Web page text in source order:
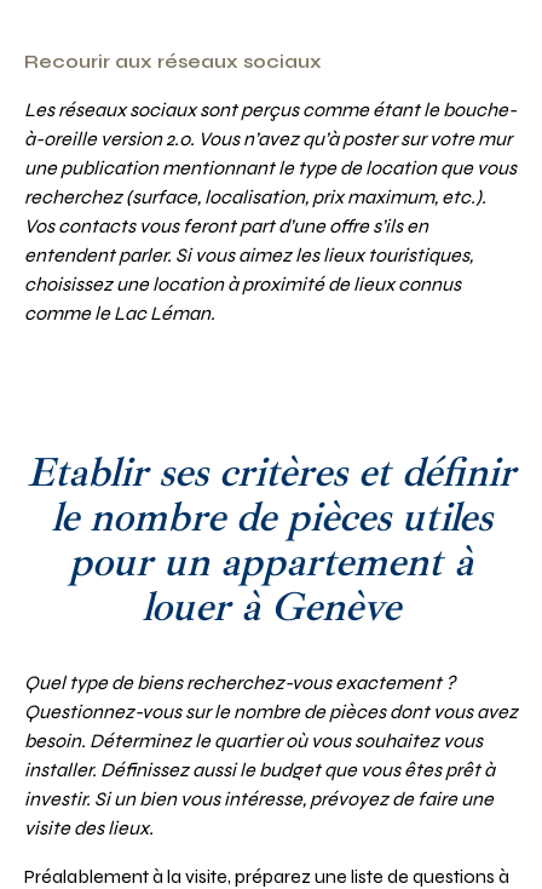
Recourir aux réseaux sociaux
Les réseaux sociaux sont perçus comme étant le bouche-
à-oreille version 2.0. Vous n’avez qu’à poster sur votre mur
une publication mentionnant le type de location que vous
recherchez (surface, localisation, prix maximum, etc.).
Vos contacts vous feront part d’une offre s’ils en
entendent parler. Si vous aimez les lieux touristiques,
choisissez une location à proximité de lieux connus
comme le Lac Léman.
Etablir ses critères et définir
le nombre de pièces utiles
pour un appartement à
louer à Genève
Quel type de biens recherchez-vous exactement ?
Questionnez-vous sur le nombre de pièces dont vous avez
besoin. Déterminez le quartier où vous souhaitez vous
installer. Définissez aussi le budget que vous êtes prêt à
investir. Si un bien vous intéresse, prévoyez de faire une
visite des lieux.
Préalablement à la visite, préparez une liste de questions à